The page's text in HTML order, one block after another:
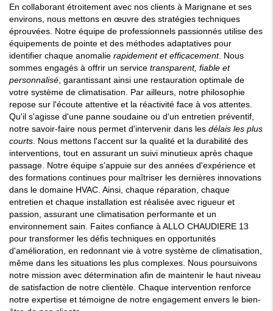
En collaborant étroitement avec nos clients à Marignane et ses
environs, nous mettons en œuvre des stratégies techniques
éprouvées. Notre équipe de professionnels passionnés utilise des
équipements de pointe et des méthodes adaptatives pour
identifier chaque anomalie rapidement et efficacement. Nous
sommes engagés à offrir un service transparent, fiable et
personnalisé , garantissant ainsi une restauration optimale de
votre système de climatisation. Par ailleurs, notre philosophie
repose sur l'écoute attentive et la réactivité face à vos attentes.
Qu'il s'agisse d'une panne soudaine ou d'un entretien préventif,
notre savoir-faire nous permet d'intervenir dans les délais les plus
courts . Nous mettons l'accent sur la qualité et la durabilité des
interventions, tout en assurant un suivi minutieux après chaque
passage. Notre équipe s'appuie sur des années d'expérience et
des formations continues pour maîtriser les dernières innovations
dans le domaine HVAC. Ainsi, chaque réparation, chaque
entretien et chaque installation est réalisée avec rigueur et
passion, assurant une climatisation performante et un
environnement sain. Faites confiance à ALLO CHAUDIERE 13
pour transformer les défis techniques en opportunités
d'amélioration, en redonnant vie à votre système de climatisation,
même dans les situations les plus complexes. Nous poursuivons
notre mission avec détermination afin de maintenir le haut niveau
de satisfaction de notre clientèle. Chaque intervention renforce
notre expertise et témoigne de notre engagement envers le bien-